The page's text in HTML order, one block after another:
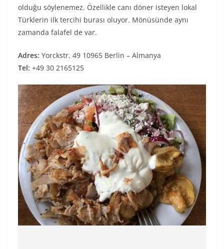
olduğu söylenemez. Özellikle canı döner isteyen lokal
Türklerin ilk tercihi burası oluyor. Mönüsünde aynı
zamanda falafel de var.
Adres: Yorckstr. 49 10965 Berlin – Almanya
Tel: +49 30 2165125